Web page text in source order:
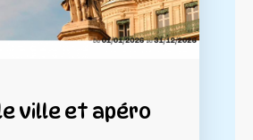
ville et apéro